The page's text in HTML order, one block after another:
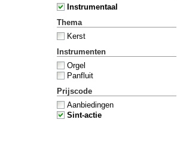
Instrumentaal
Thema
Kerst
Instrumenten
Orgel
Panfluit
Prijscode
Aanbiedingen
Sint-actie